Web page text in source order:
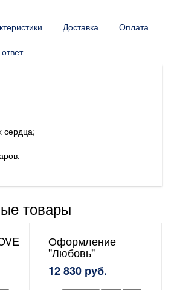
Доставка Оплата
сердца;
товары
Оформление
"Любовь"
12 830 руб.